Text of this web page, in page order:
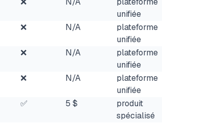
unifiée
❌
N/A
plateforme
unifiée
❌
N/A
plateforme
unifiée
❌
N/A
plateforme
unifiée
✅
5 $
produit
spécialisé